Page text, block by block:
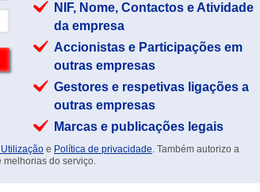
NIF, Nome, Contactos e Atividade
da empresa
Accionistas e Participações em
outras empresas
Gestores e respetivas ligações a
outras empresas
Marcas e publicações legais
e Política de privacidade. Também autorizo a
melhorias do serviço.